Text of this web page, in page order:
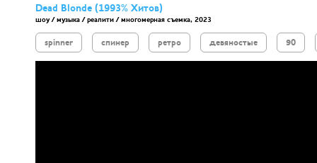
Dead Blonde (1993% Хитов)
шоу / музыка / реалити / многомерная съемка, 2023
spinner спинер ретро девяностые 90